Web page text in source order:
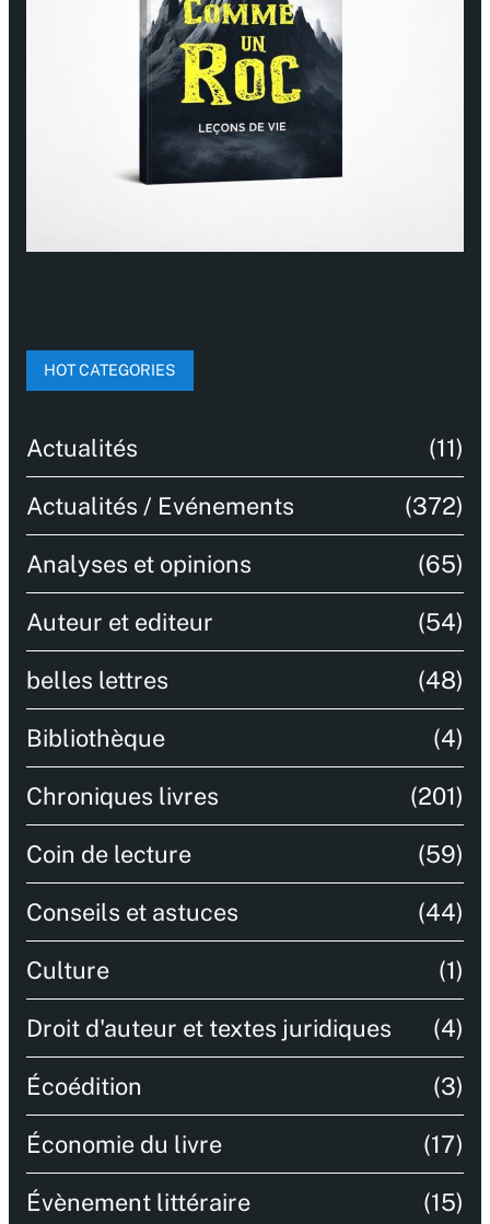
HOT CATEGORIES
Actualités (11)
Actualités / Evénements (372)
Analyses et opinions (65)
Auteur et editeur (54)
belles lettres (48)
Bibliothèque (4)
Chroniques livres (201)
Coin de lecture (59)
Conseils et astuces (44)
Culture (1)
Droit d'auteur et textes juridiques (4)
Écoédition (3)
Économie du livre (17)
Évènement littéraire (15)